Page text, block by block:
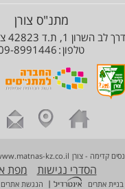
מתנ"ס צורן
דרך לב השרון 1, ת.ד 42823 צורן 42823
טלפון 8991446
קדימה - צורן kz.co.il
הסדרי נגישות מפת
בניית אתרים | הנגשת אתרים